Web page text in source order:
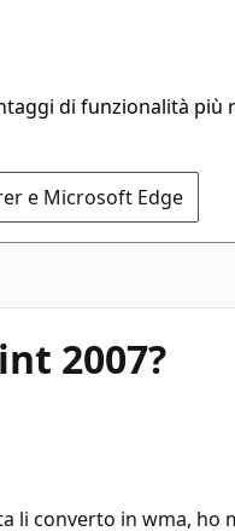
di funzionalità più
e Microsoft Edge
2007?
converto in wma, ho